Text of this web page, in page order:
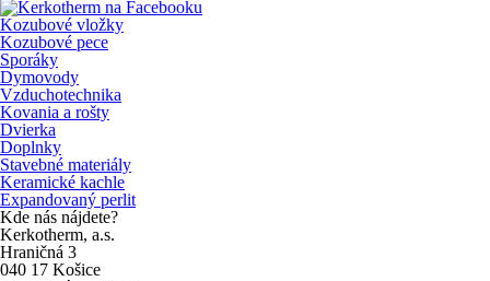
Kozubové vložky
Kozubové pece
Sporáky
Dymovody
Vzduchotechnika
Kovania a rošty
Dvierka
Doplnky
Stavebné materiály
Keramické kachle
Expandovaný perlit
Kde nás nájdete?
Kerkotherm, a.s.
Hraničná 3
040 17 Košice